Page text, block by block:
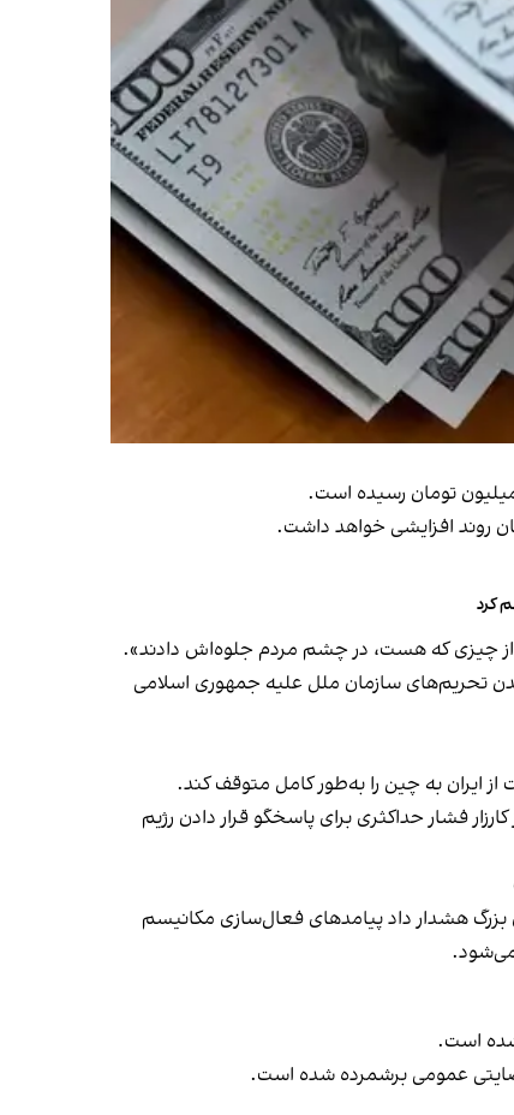
روند افزایشی خواهد داشت.
کرد
از چیزی که هست، در چشم مردم جلوه‌اش دادند».
تحریم‌های سازمان ملل علیه جمهوری اسلامی
ایران به چین را به‌طور کامل متوقف کند.
فشار حداکثری برای پاسخگو قرار دادن رژیم
بزرگ هشدار داد پیامدهای فعال‌سازی مکانیسم
می‌شود.
شده است.
عمومی برشمرده شده است.